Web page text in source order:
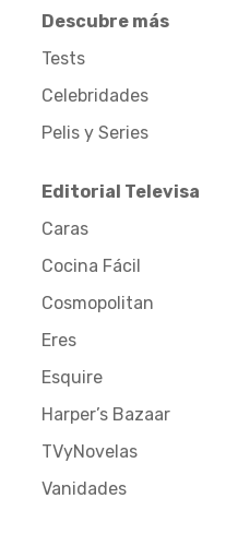
Descubre más
Tests
Celebridades
Pelis y Series
Editorial Televisa
Caras
Cocina Fácil
Cosmopolitan
Eres
Esquire
Harper’s Bazaar
TVyNovelas
Vanidades